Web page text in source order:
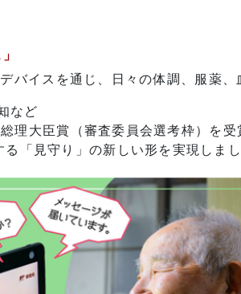
イスを通じ、日々の体調、服薬、
など
大臣賞（審査委員会選考枠）を受
「見守り」の新しい形を実現しまし